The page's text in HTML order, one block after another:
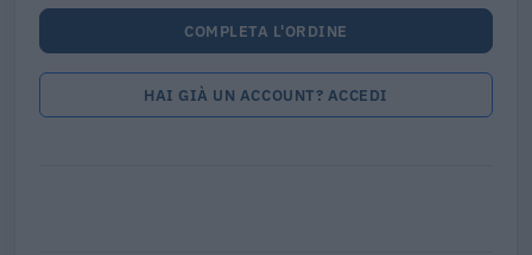
COMPLETA L'ORDINE
HAI GIÀ UN ACCOUNT? ACCEDI